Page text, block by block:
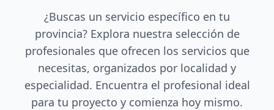
¿Buscas un servicio específico en tu
provincia? Explora nuestra selección de
profesionales que ofrecen los servicios que
necesitas, organizados por localidad y
especialidad. Encuentra el profesional ideal
para tu proyecto y comienza hoy mismo.